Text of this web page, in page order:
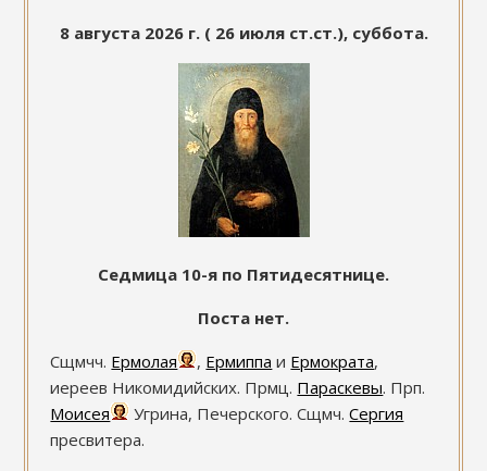
8 августа 2026 г. ( 26 июля ст.ст.), суббота.
Седмица 10-я по Пятидесятнице.
Поста нет.
Сщмчч. Ермолая , Ермиппа и Ермократа,
иереев Никомидийских. Прмц. Параскевы. Прп.
Моисея
Угрина, Печерского. Сщмч.Сергия
пресвитера.